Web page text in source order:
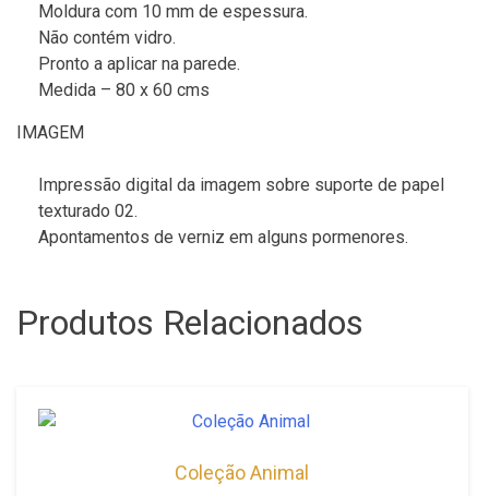
Moldura com 10 mm de espessura.
Não contém vidro.
Pronto a aplicar na parede.
Medida – 80 x 60 cms
IMAGEM
Impressão digital da imagem sobre suporte de papel
texturado 02.
Apontamentos de verniz em alguns pormenores.
Produtos Relacionados
Coleção Animal